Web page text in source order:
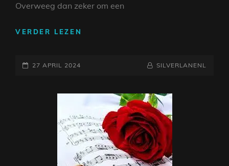
Overweeg dan zeker om een
VERDER LEZEN
ONVERGETELIJK
BAND!
GEPLAATST
27 APRIL 2024 NAAMREGEL
BYLINE
SILVERLANENL